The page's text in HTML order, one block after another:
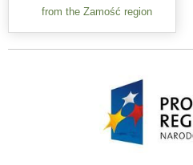
from the Zamość region